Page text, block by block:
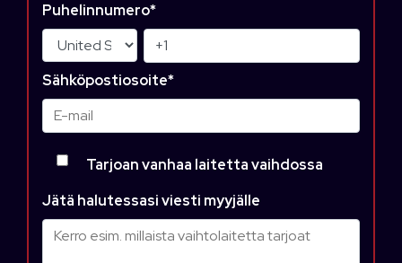
Puhelinnumero*
Sähköpostiosoite*
Tarjoan vanhaa laitetta vaihdossa
Jätä halutessasi viesti myyjälle